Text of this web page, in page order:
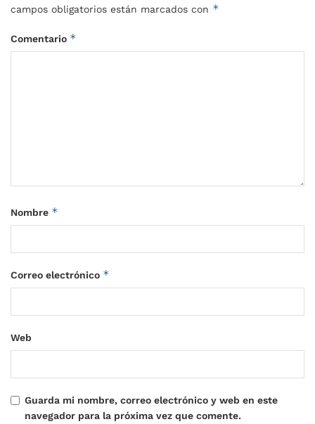
campos obligatorios están marcados con *
Comentario *
Nombre *
Correo electrónico *
Web
Guarda mi nombre, correo electrónico y web en este
navegador para la próxima vez que comente.